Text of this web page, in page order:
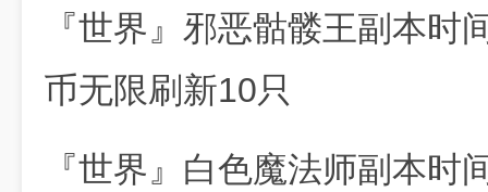
『世界』邪恶骷髅王副本
币无限刷新10只
『世界』白色魔法师副本